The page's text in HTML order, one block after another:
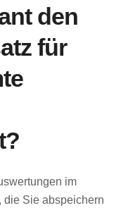
den
für
im
die Sie abspeichern